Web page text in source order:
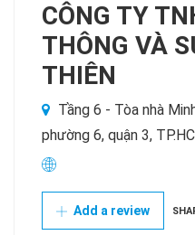
CÔNG TY
THÔNG VÀ
THIÊN
Tầng 6 - Tòa nhà
phường 6, quận 3,
Add a review